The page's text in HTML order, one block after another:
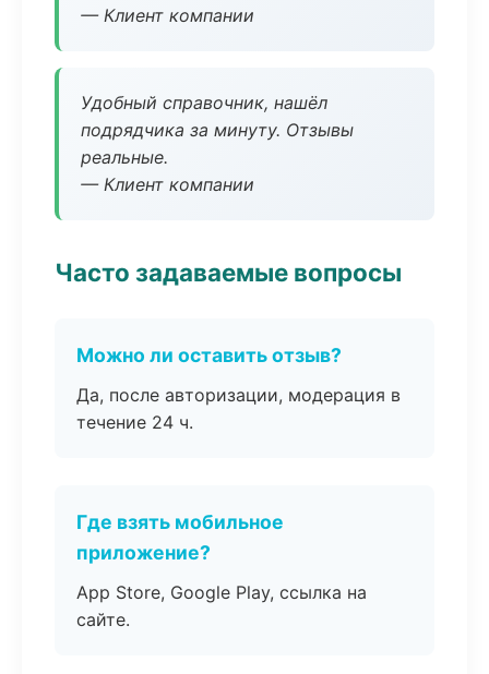
— Клиент компании
Удобный справочник, нашёл
подрядчика за минуту. Отзывы
реальные.
— Клиент компании
Часто задаваемые вопросы
Можно ли оставить отзыв?
Да, после авторизации, модерация в
течение 24 ч.
Где взять мобильное
приложение?
App Store, Google Play, ссылка на
сайте.